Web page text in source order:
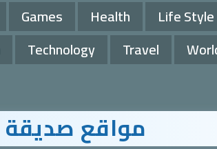
Games Health
Life Style
Technology Travel
مواقع صديقة